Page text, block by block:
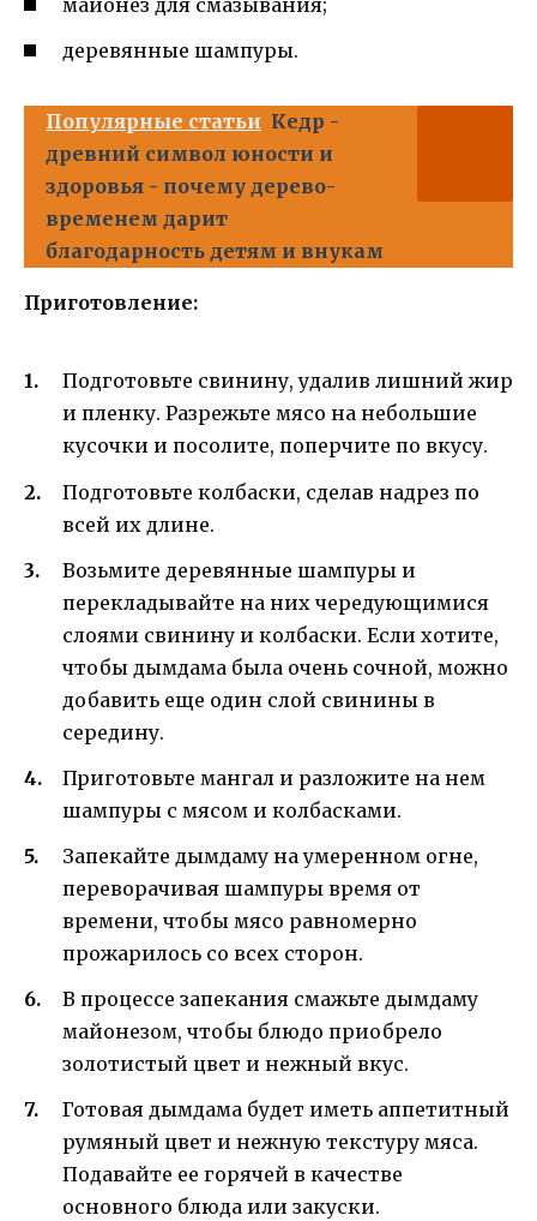
деревянные шампуры.
Популярные статьи Кедр -
древний символ юности и
здоровья - почему дерево-
временем дарит
благодарность детям и внукам
Приготовление:
Подготовьте свинину, удалив лишний жир
и пленку. Разрежьте мясо на небольшие
кусочки и посолите, поперчите по вкусу.
Подготовьте колбаски, сделав надрез по
всей их длине.
Возьмите деревянные шампуры и
перекладывайте на них чередующимися
слоями свинину и колбаски. Если хотите,
чтобы дымдама была очень сочной, можно
добавить еще один слой свинины в
середину.
Приготовьте мангал и разложите на нем
шампуры с мясом и колбасками.
Запекайте дымдаму на умеренном огне,
переворачивая шампуры время от
времени, чтобы мясо равномерно
прожарилось со всех сторон.
В процессе запекания смажьте дымдаму
майонезом, чтобы блюдо приобрело
золотистый цвет и нежный вкус.
Готовая дымдама будет иметь аппетитный
румяный цвет и нежную текстуру мяса.
Подавайте ее горячей в качестве
основного блюда или закуски.